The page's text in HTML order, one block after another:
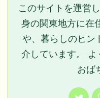
このサイトを運営
身の関東地方に在
や、暮らしのヒン
介しています。
おば